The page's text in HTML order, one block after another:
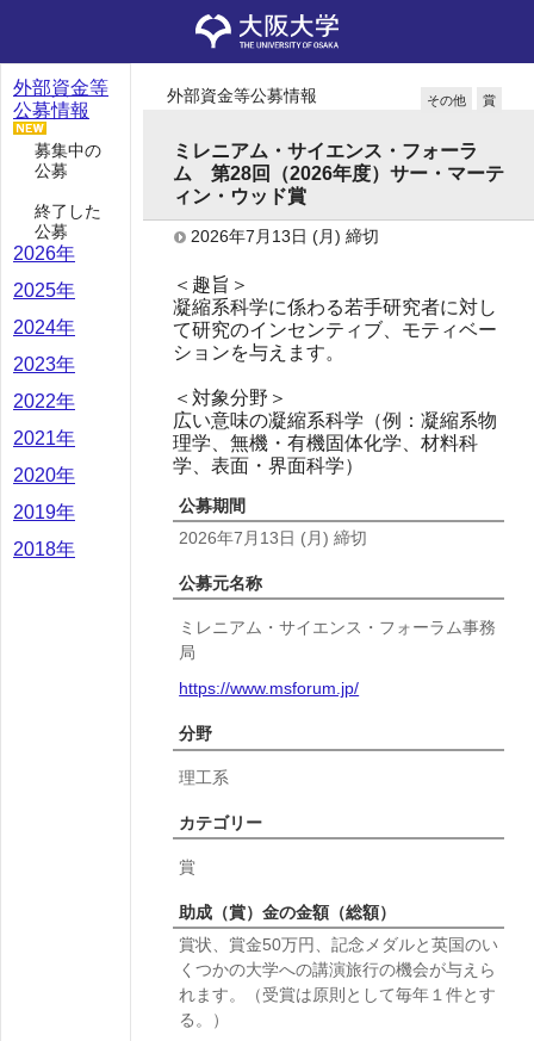
外部資金等
公募情報
募集中の
公募
終了した
公募
2026年
2025年
2024年
2023年
2022年
2021年
2020年
2019年
2018年
外部資金等公募情報 その他 賞
ミレニアム・サイエンス・フォーラ
ム 第28回（2026年度）サー・マーテ
ィン・ウッド賞
2026年7月13日 (月) 締切
＜趣旨＞
凝縮系科学に係わる若手研究者に対し
て研究のインセンティブ、モティベー
ションを与えます。
＜対象分野＞
広い意味の凝縮系科学（例：凝縮系物
理学、無機・有機固体化学、材料科
学、表面・界面科学）
公募期間
2026年7月13日 (月) 締切
公募元名称
ミレニアム・サイエンス・フォーラム事務
局
https://www.msforum.jp/
分野
理工系
カテゴリー
賞
助成（賞）金の金額（総額）
賞状、賞金50万円、記念メダルと英国のい
くつかの大学への講演旅行の機会が与えら
れます。（受賞は原則として毎年１件とす
る。）